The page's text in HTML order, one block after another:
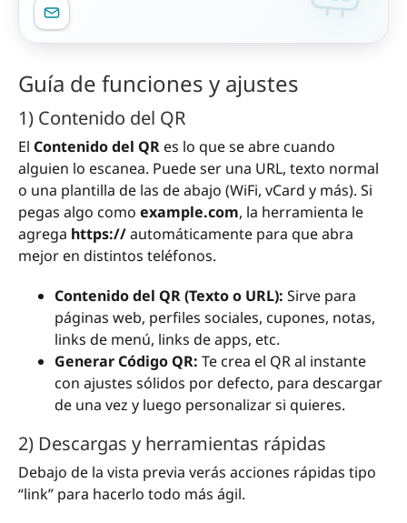
Guía de funciones y ajustes
1) Contenido del QR
El Contenido del QR es lo que se abre cuando
alguien lo escanea. Puede ser una URL, texto normal
o una plantilla de las de abajo (WiFi, vCard y más). Si
pegas algo como example.com, la herramienta le
agrega https://automáticamente para que abra
mejor en distintos teléfonos.
Contenido del QR (Texto o URL): Sirve para
páginas web, perfiles sociales, cupones, notas,
links de menú, links de apps, etc.
Generar Código QR: Te crea el QR al instante
con ajustes sólidos por defecto, para descargar
de una vez y luego personalizar si quieres.
2) Descargas y herramientas rápidas
Debajo de la vista previa verás acciones rápidas tipo
“link” para hacerlo todo más ágil.